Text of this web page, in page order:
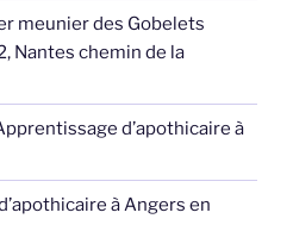
meunier des Gobelets
Nantes chemin de la
d’apothicaire à
à Angers en